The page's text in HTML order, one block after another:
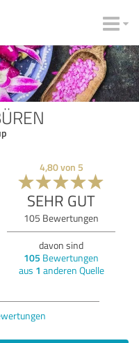
4,80von 5
SEHR GUT
105 Bewertungen
davon sind
105 Bewertungen
aus 1 anderen Quelle